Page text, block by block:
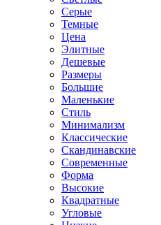
Серые
Темные
Цена
Элитные
Дешевые
Размеры
Большие
Маленькие
Стиль
Минимализм
Классические
Скандинавские
Современные
Форма
Высокие
Квадратные
Угловые